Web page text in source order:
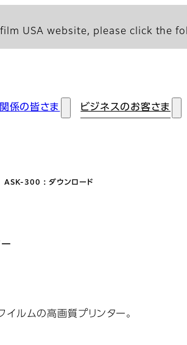
USA website, please click the
係の皆さま ビジネスのお客さま
ASK-300 : ダウンロード
ド
イルムの高画質プリンター。